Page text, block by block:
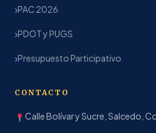
PAC 2026
PDOT y PUGS
Presupuesto Participativo
CONTACTO
Calle Bolívar y Sucre, Salcedo,